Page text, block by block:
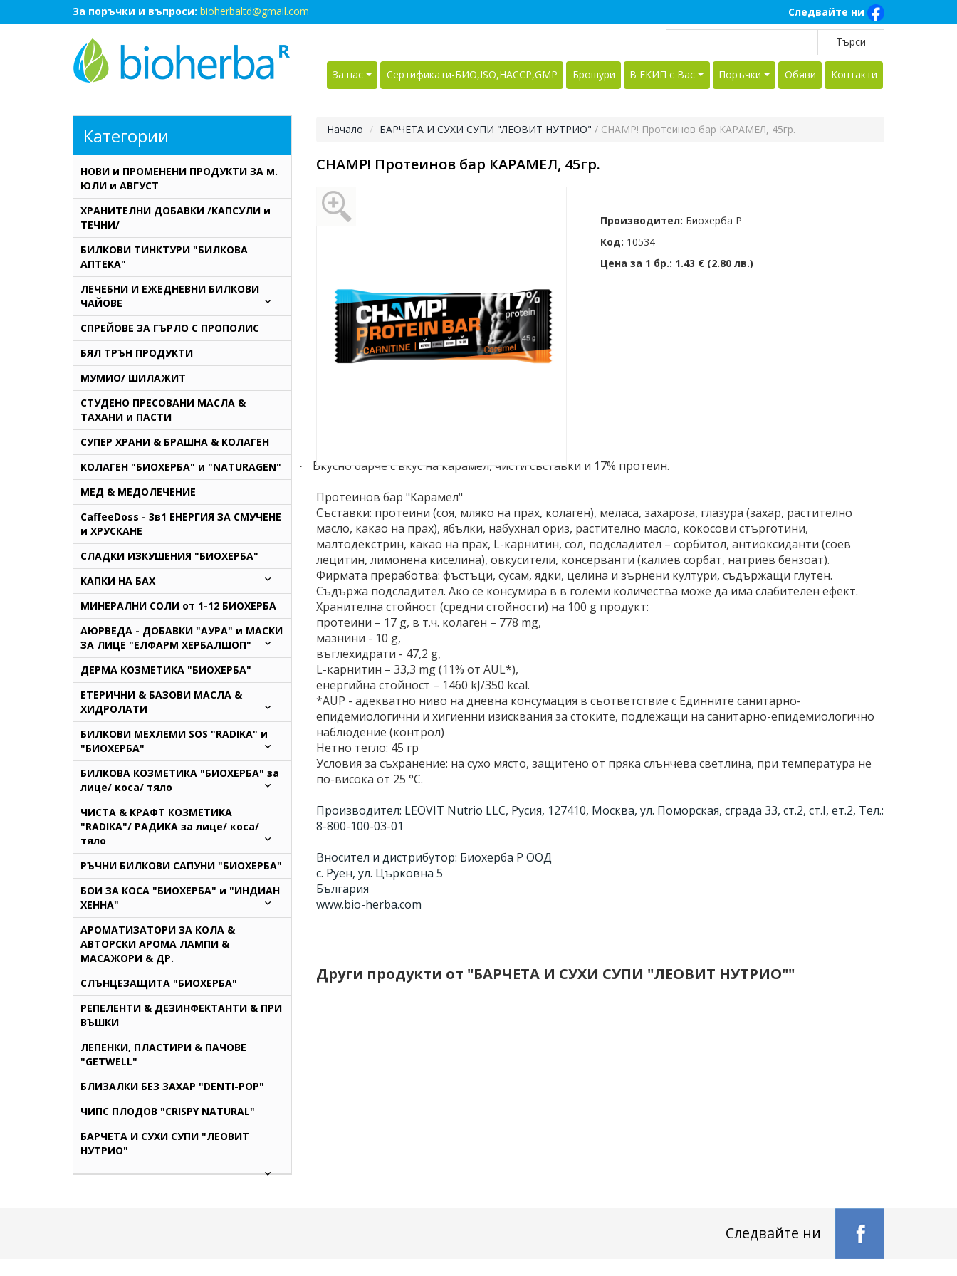
За поръчки и въпроси: bioherbaltd@gmail.com Следвайте ни
За нас Сертификати-БИО,ISO,HACCP,GMP Брошури В ЕКИП с Вас Поръчки Обяви Контакти
Начало БАРЧЕТА И СУХИ СУПИ "ЛЕОВИТ НУТРИО" / CHAMP! Протеинов бар КАРАМЕЛ, 45гр.
CHAMP! Протеинов бар КАРАМЕЛ, 45гр.
Производител: Биохерба Р
Код: 10534
Цена за 1 бр.: 1.43 € (2.80 лв.)
·
Вкусно барче с вкус на карамел, чисти съставки и 17% протеин.
Протеинов бар "Карамел"
Съставки: протеини (соя, мляко на прах, колаген), меласа, захароза, глазура (захар, растително
масло, какао на прах), ябълки, набухнал ориз, растително масло, кокосови стърготини,
малтодекстрин, какао на прах, L-карнитин, сол, подсладител – сорбитол, антиоксиданти (соев
лецитин, лимонена киселина), овкусители, консерванти (калиев сорбат, натриев бензоат).
Фирмата преработва: фъстъци, сусам, ядки, целина и зърнени култури, съдържащи глутен.
Съдържа подсладител. Ако се консумира в в големи количества може да има слабителен ефект.
Хранителна стойност (средни стойности) на 100 g продукт:
протеини – 17 g, в т.ч. колаген – 778 mg,
мазнини - 10 g,
въглехидрати - 47,2 g,
L-карнитин – 33,3 mg (11% от AUL*),
енергийна стойност – 1460 kJ/350 kcal.
*AUP - адекватно ниво на дневна консумация в съответствие с Единните санитарно-
епидемиологични и хигиенни изисквания за стоките, подлежащи на санитарно-епидемиологично
наблюдение (контрол)
Нетно тегло: 45 гр
Условия за съхранение: на сухо място, защитено от пряка слънчева светлина, при температура не
по-висока от 25 °C.
Производител: LEOVIT Nutrio LLC, Русия, 127410, Москва, ул. Поморская, сграда 33, ст.2, ст.I, ет.2, Тел.:
8-800-100-03-01
Вносител и дистрибутор: Биохерба Р ООД
с. Руен, ул. Църковна 5
България
www.bio-herba.com
Други продукти от "БАРЧЕТА И СУХИ СУПИ "ЛЕОВИТ НУТРИО""
Категории
НОВИ и ПРОМЕНЕНИ ПРОДУКТИ ЗА м.
ЮЛИ и АВГУСТ
ХРАНИТЕЛНИ ДОБАВКИ /КАПСУЛИ и
ТЕЧНИ/
БИЛКОВИ ТИНКТУРИ "БИЛКОВА
АПТЕКА"
ЛЕЧЕБНИ И ЕЖЕДНЕВНИ БИЛКОВИ
ЧАЙОВЕ
СПРЕЙОВЕ ЗА ГЪРЛО С ПРОПОЛИС
БЯЛ ТРЪН ПРОДУКТИ
МУМИО/ ШИЛАЖИТ
СТУДЕНО ПРЕСОВАНИ МАСЛА &
ТАХАНИ и ПАСТИ
СУПЕР ХРАНИ & БРАШНА & КОЛАГЕН
КОЛАГЕН "БИОХЕРБА" и "NATURAGEN"
МЕД & МЕДОЛЕЧЕНИЕ
CaffeeDoss - 3в1 ЕНЕРГИЯ ЗА СМУЧЕНЕ
и ХРУСКАНЕ
СЛАДКИ ИЗКУШЕНИЯ "БИОХЕРБА"
КАПКИ НА БАХ
МИНЕРАЛНИ СОЛИ от 1-12 БИОХЕРБА
AЮРВЕДА - ДОБАВКИ "АУРА" и МАСКИ
ЗА ЛИЦЕ "ЕЛФАРМ ХЕРБАЛШОП"
ДЕРМА КОЗМЕТИКА "БИОХЕРБА"
ЕТЕРИЧНИ & БАЗОВИ МАСЛА &
ХИДРОЛАТИ
БИЛКОВИ МЕХЛЕМИ SOS "RADIKA" и
"БИОХЕРБА"
БИЛКОВА КОЗМЕТИКА "БИОХЕРБА" за
лице/ коса/ тяло
ЧИСТА & КРАФТ КОЗМЕТИКА
"RADIKA"/ РАДИКА за лице/ коса/
тяло
РЪЧНИ БИЛКОВИ САПУНИ "БИОХЕРБА"
БОИ ЗА КОСА "БИОХЕРБА" и "ИНДИАН
ХЕННА"
АРОМАТИЗАТОРИ ЗА КОЛА &
АВТОРСКИ АРОМА ЛАМПИ &
МАСАЖОРИ & ДР.
СЛЪНЦЕЗАЩИТА "БИОХЕРБА"
РЕПЕЛЕНТИ & ДЕЗИНФЕКТАНТИ & ПРИ
ВЪШКИ
ЛЕПЕНКИ, ПЛАСТИРИ & ПАЧОВЕ
"GETWELL"
БЛИЗАЛКИ БЕЗ ЗАХАР "DENTI-POP"
ЧИПС ПЛОДОВ "CRISPY NATURAL"
БАРЧЕТА И СУХИ СУПИ "ЛЕОВИТ
НУТРИО"
Следвайте ни